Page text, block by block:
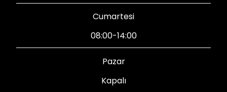
Cumartesi
08:00-14:00
Pazar
Kapalı